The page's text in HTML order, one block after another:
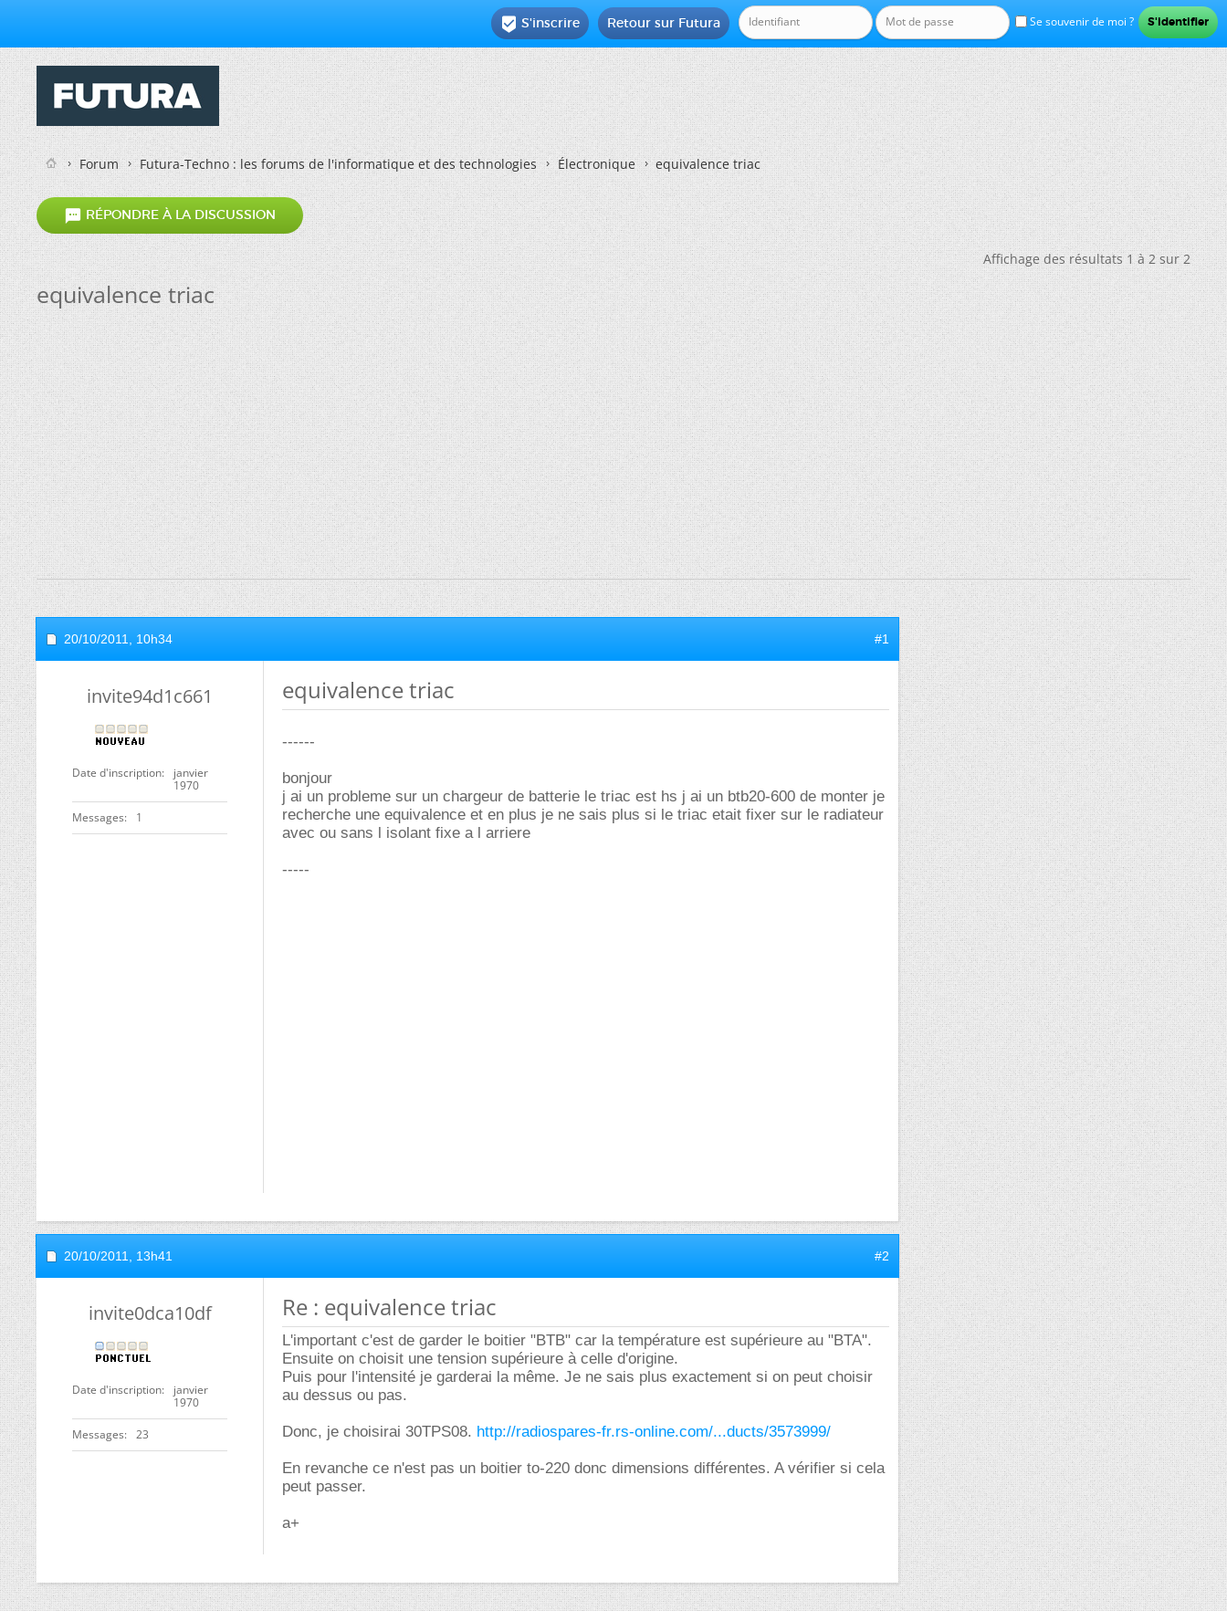
Se souvenir de moi ?
Retour sur Futura
 S'inscrire
Forum Futura-Techno : les forums de l'informatique et des technologies Électronique equivalence triac
 RÉPONDRE À LA DISCUSSION
Affichage des résultats 1 à 2 sur 2
equivalence triac
20/10/2011, 10h34 #1
invite94d1c661
Date d'inscription
janvier
1970
Messages 1
equivalence triac
------
bonjour
j ai un probleme sur un chargeur de batterie le triac est hs j ai un btb20-600 de monter je
recherche une equivalence et en plus je ne sais plus si le triac etait fixer sur le radiateur
avec ou sans l isolant fixe a l arriere
-----
20/10/2011, 13h41 #2
invite0dca10df
Date d'inscription
janvier
1970
Messages 23
Re : equivalence triac
L'important c'est de garder le boitier "BTB" car la température est supérieure au "BTA".
Ensuite on choisit une tension supérieure à celle d'origine.
Puis pour l'intensité je garderai la même. Je ne sais plus exactement si on peut choisir
au dessus ou pas.
Donc, je choisirai 30TPS08. http://radiospares-fr.rs-online.com/...ducts/3573999/
En revanche ce n'est pas un boitier to-220 donc dimensions différentes. A vérifier si cela
peut passer.
a+